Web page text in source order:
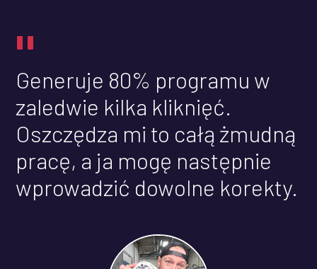
"
Generuje 80% programu w
zaledwie kilka kliknięć.
Oszczędza mi to całą żmudną
pracę, a ja mogę następnie
wprowadzić dowolne korekty.